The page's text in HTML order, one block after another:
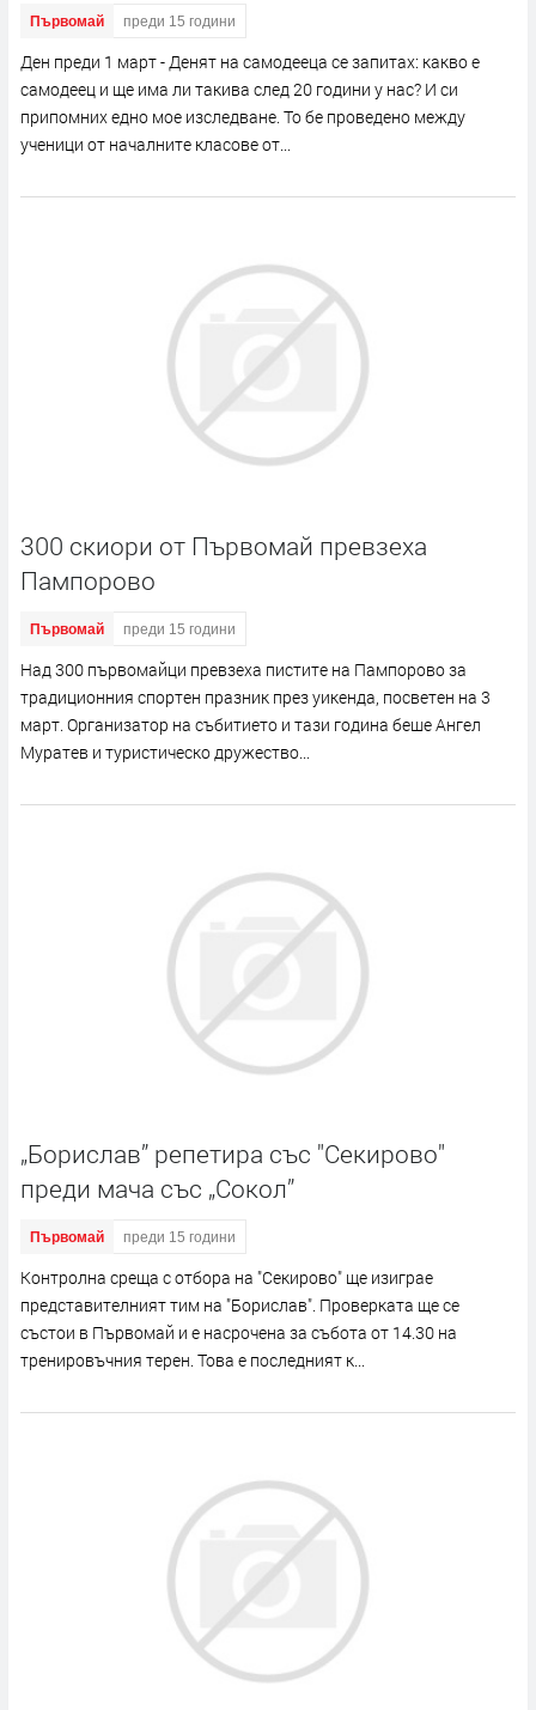
Първомай преди 15 години
Ден преди 1 март - Денят на самодееца се запитах: какво е
самодеец и ще има ли такива след 20 години у нас? И си
припомних едно мое изследване. То бе проведено между
ученици от началните класове от...
300 скиори от Първомай превзеха
Пампорово
Първомай преди 15 години
Над 300 първомайци превзеха пистите на Пампорово за
традиционния спортен празник през уикенда, посветен на 3
март. Организатор на събитието и тази година беше Ангел
Муратев и туристическо дружество...
„Борислав” репетира със "Секирово"
преди мача със „Сокол”
Първомай преди 15 години
Контролна среща с отбора на "Секирово" ще изиграе
представителният тим на "Борислав". Проверката ще се
състои в Първомай и е насрочена за събота от 14.30 на
тренировъчния терен. Това е последният к...